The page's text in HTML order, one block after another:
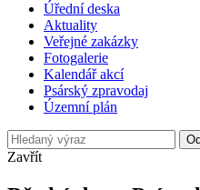
Úřední deska
Aktuality
Veřejné zakázky
Fotogalerie
Kalendář akcí
Psárský zpravodaj
Územní plán
Zavřít